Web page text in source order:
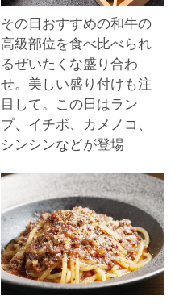
その日おすすめの和牛の
高級部位を食べ比べられ
るぜいたくな盛り合わ
せ。美しい盛り付けも注
目して。この日はラン
プ、イチボ、カメノコ、
シンシンなどが登場